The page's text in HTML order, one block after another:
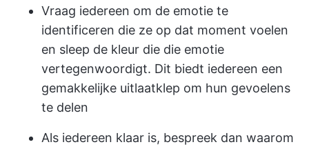
Vraag iedereen om de emotie te
identificeren die ze op dat moment voelen
en sleep de kleur die die emotie
vertegenwoordigt. Dit biedt iedereen een
gemakkelijke uitlaatklep om hun gevoelens
te delen
Als iedereen klaar is, bespreek dan waarom